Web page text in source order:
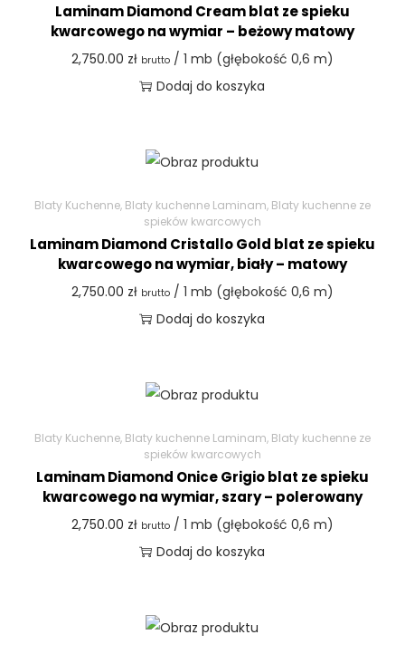
Laminam Diamond Cream blat ze spieku
kwarcowego na wymiar – beżowy matowy
2,750.00 zł brutto/ 1 mb (głębokość 0,6 m)
Dodaj do koszyka
Blaty Kuchenne, Blaty kuchenne Laminam, Blaty kuchenne ze
spieków kwarcowych
Laminam Diamond Cristallo Gold blat ze spieku
kwarcowego na wymiar, biały – matowy
2,750.00 zł brutto/ 1 mb (głębokość 0,6 m)
Dodaj do koszyka
Blaty Kuchenne, Blaty kuchenne Laminam, Blaty kuchenne ze
spieków kwarcowych
Laminam Diamond Onice Grigio blat ze spieku
kwarcowego na wymiar, szary – polerowany
2,750.00 zł brutto/ 1 mb (głębokość 0,6 m)
Dodaj do koszyka